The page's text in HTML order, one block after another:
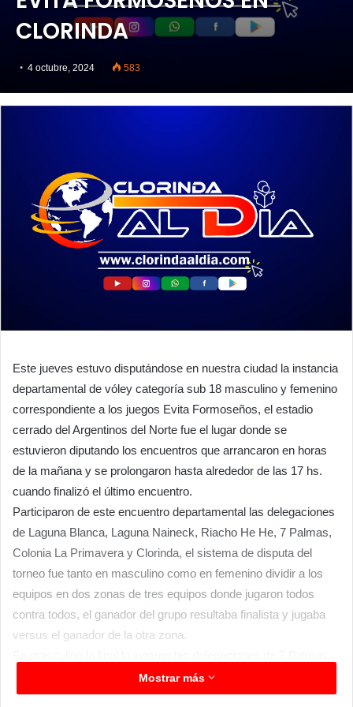
CLORINDA
4 octubre, 2024 583
Este jueves estuvo disputándose en nuestra ciudad la instancia
departamental de vóley categoría sub 18 masculino y femenino
correspondiente a los juegos Evita Formoseños, el estadio
cerrado del Argentinos del Norte fue el lugar donde se
estuvieron diputando los encuentros que arrancaron en horas
de la mañana y se prolongaron hasta alrededor de las 17 hs.
cuando finalizó el último encuentro.
Participaron de este encuentro departamental las delegaciones
de Laguna Blanca, Laguna Naineck, Riacho He He, 7 Palmas,
Colonia La Primavera y Clorinda, el sistema de disputa del
torneo fue tanto en masculino como en femenino dividir a los
equipos en dos zonas de tres equipos donde jugaron todos
contra todos, el ganador del grupo resultaba finalista y jugaba
versus el ganador de la otra zona.
vs Clorinda, consagrándose el equipo local, en tanto que en
femenino a final la disputaron Laguna Naineck vs Clorinda, y
Mostrar más